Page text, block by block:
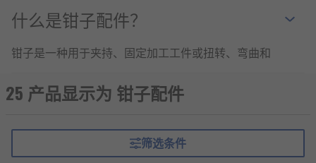
什么是钳子配件？
钳子是一种用于夹持、固定加工工件或扭转、弯曲和
子的重要组件。
RS 欧时为您提供各种钳子配件，以满足工作所需，
25 产品显示为 钳子配件
筛选条件